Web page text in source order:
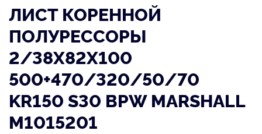
ЛИСТ КОРЕННОЙ
ПОЛУРЕССОРЫ
2/38X82X100
500+470/320/50/70
KR150 S30 BPW MARSHALL
M1015201